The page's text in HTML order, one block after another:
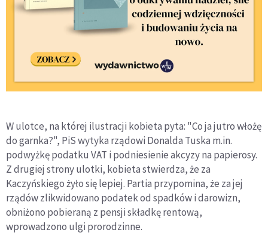
W ulotce, na której ilustracji kobieta pyta: "Co ja jutro włożę
do garnka?", PiS wytyka rządowi Donalda Tuska m.in.
podwyżkę podatku VAT i podniesienie akcyzy na papierosy.
Z drugiej strony ulotki, kobieta stwierdza, że za
Kaczyńskiego żyło się lepiej. Partia przypomina, że za jej
rządów zlikwidowano podatek od spadków i darowizn,
obniżono pobieraną z pensji składkę rentową,
wprowadzono ulgi prorodzinne.